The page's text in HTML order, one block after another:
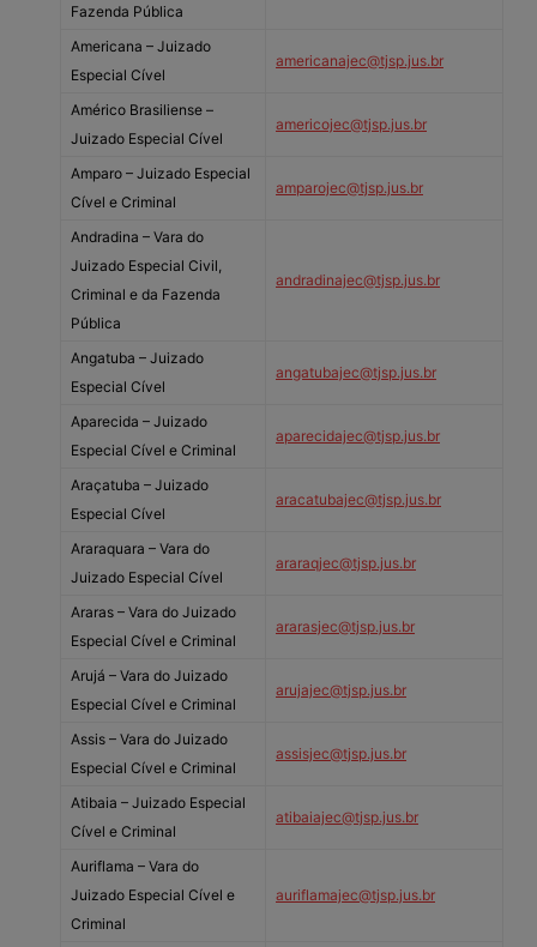
Fazenda Pública
Americana – Juizado
Especial Cível
americanajec@tjsp.jus.br
Américo Brasiliense –
Juizado Especial Cível
americojec@tjsp.jus.br
Amparo – Juizado Especial
Cível e Criminal
amparojec@tjsp.jus.br
Andradina – Vara do
Juizado Especial Civil,
Criminal e da Fazenda
Pública
andradinajec@tjsp.jus.br
Angatuba – Juizado
Especial Cível
angatubajec@tjsp.jus.br
Aparecida – Juizado
Especial Cível e Criminal
aparecidajec@tjsp.jus.br
Araçatuba – Juizado
Especial Cível
aracatubajec@tjsp.jus.br
Araraquara – Vara do
Juizado Especial Cível
araraqjec@tjsp.jus.br
Araras – Vara do Juizado
Especial Cível e Criminal
ararasjec@tjsp.jus.br
Arujá – Vara do Juizado
Especial Cível e Criminal
arujajec@tjsp.jus.br
Assis – Vara do Juizado
Especial Cível e Criminal
assisjec@tjsp.jus.br
Atibaia – Juizado Especial
Cível e Criminal
atibaiajec@tjsp.jus.br
Auriflama – Vara do
Juizado Especial Cível e
Criminal
auriflamajec@tjsp.jus.br